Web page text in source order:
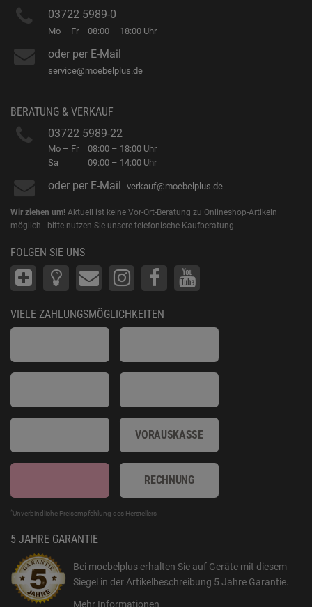
03722 5989-0
Mo – Fr 08:00 – 18:00 Uhr
oder per E-Mail
service@moebelplus.de
BERATUNG & VERKAUF
03722 5989-22
Mo – Fr
Sa
08:00 – 18:00 Uhr
09:00 – 14:00 Uhr
oder per E-Mail verkauf@moebelplus.de
Wir ziehen um! Aktuell ist keine Vor-Ort-Beratung zu Onlineshop-Artikeln
möglich - bitte nutzen Sie unsere telefonische Kaufberatung.
FOLGEN SIE UNS
VIELE ZAHLUNGSMÖGLICHKEITEN
VORAUSKASSE
RECHNUNG
*Unverbindliche Preisempfehlung des Herstellers
5 JAHRE GARANTIE
Bei moebelplus erhalten Sie auf Geräte mit diesem
Siegel in der Artikelbeschreibung 5 Jahre Garantie.
Mehr Informationen